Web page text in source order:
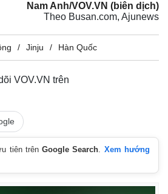
Nam Anh/VOV.VN (biên dịch)
Theo Busan.com, Ajunews
Jinju Hàn Quốc
VOV.VN trên
tiên trênGoogle Search. Xem hướng